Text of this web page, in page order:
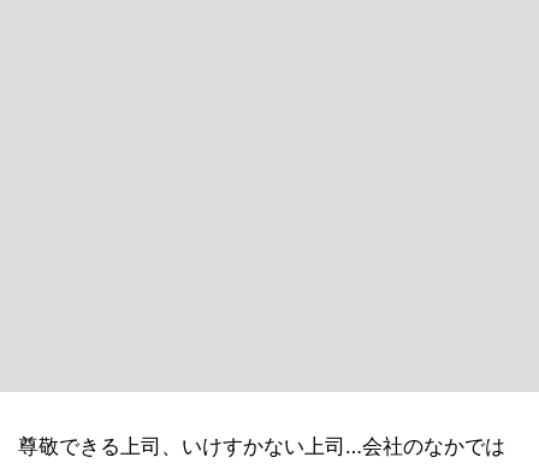
尊敬できる上司、いけすかない上司…会社のなかでは